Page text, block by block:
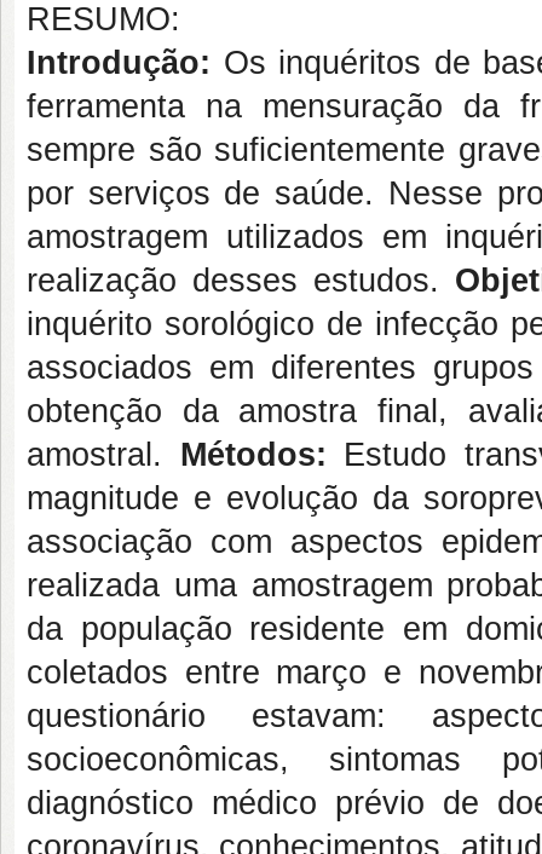
RESUMO:
Introdução: Os inquéritos de
ferramenta na mensuração da
sempre são suficientemente
por serviços de saúde. Nesse
amostragem utilizados em
realização desses estudos.
inquérito sorológico de infecção
associados em diferentes
obtenção da amostra final,
amostral. Métodos: Estudo
magnitude e evolução da
associação com aspectos
realizada uma amostragem
da população residente em
coletados entre março e
questionário estavam:
socioeconômicas, sintomas
diagnóstico médico prévio de
coronavírus, conhecimentos,